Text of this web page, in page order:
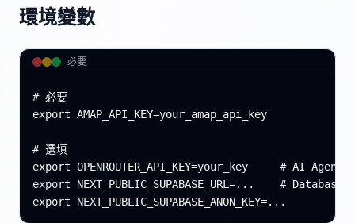
環境變數
必要
# 必要
export AMAP_API_KEY=your_amap_api_key
# 選填
export OPENROUTER_API_KEY=your_key     # AI Agent
export NEXT_PUBLIC_SUPABASE_URL=...    # Database
export NEXT_PUBLIC_SUPABASE_ANON_KEY=...